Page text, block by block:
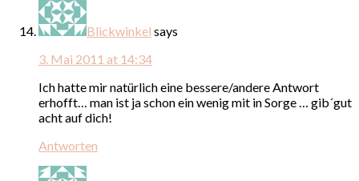
Blickwinkel says
3. Mai 2011 at 14:34
Ich hatte mir natürlich eine bessere/andere Antwort
erhofft… man ist ja schon ein wenig mit in Sorge … gib´gut
acht auf dich!
Antworten